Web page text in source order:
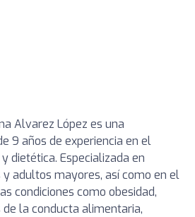
Alvarez López es una
9 años de experiencia en el
dietética. Especializada en
adultos mayores, así como en el
condiciones como obesidad,
la conducta alimentaria,